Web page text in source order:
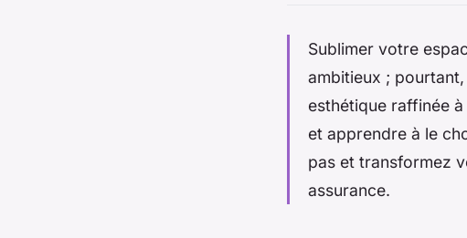
Sublimer votre
ambitieux ;
esthétique raffinée
et apprendre à le
pas et transformez
assurance.